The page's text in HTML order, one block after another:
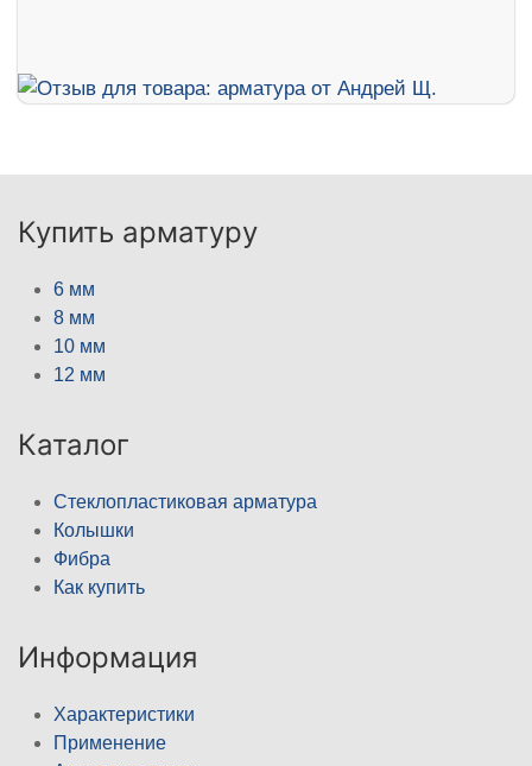
Купить арматуру
6 мм
8 мм
10 мм
12 мм
Каталог
Стеклопластиковая арматура
Колышки
Фибра
Как купить
Информация
Характеристики
Применение